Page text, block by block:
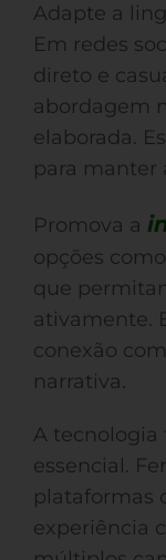
Adapte a
Em redes
direto e
abordagem
elaborada.
para manter
Promova a
opções
que
ativamente.
conexão
narrativa.
A
essencial.
plataformas
experiência